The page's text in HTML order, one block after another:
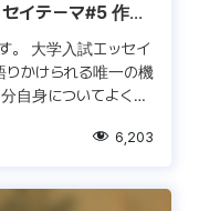
イテーマ#5 作成
。 大学入試エッセイ
かけられる唯一の機
自身についてよく分
6,203